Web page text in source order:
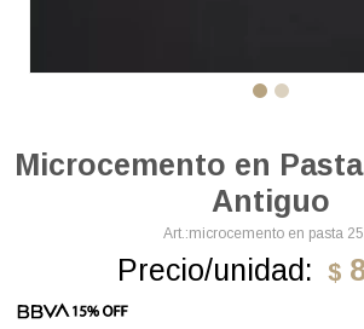
Microcemento en
Antiguo
microcemento en pasta
Precio/unidad: $